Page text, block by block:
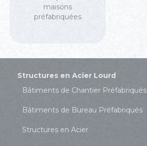
maisons
préfabriquées
Structures en Acier Lourd
Bâtiments de Chantier Préfabriqués
Bâtiments de Bureau Préfabriqués
Structures en Acier